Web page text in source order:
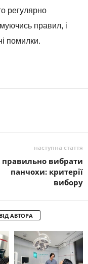
регулярно
правил, і
помилки.
наступна стаття
правильно вибрати
панчохи: критерії
вибору
АВТОРА